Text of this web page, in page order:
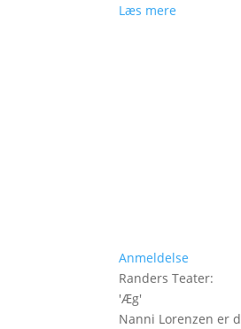
Læs mere
Anmeldelse
Randers Teater:
'Æg'
Nanni Lorenzen er